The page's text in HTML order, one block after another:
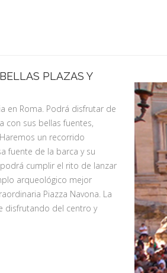
PLAZAS Y
en Roma. Podrá disfrutar de
con sus bellas fuentes,
un recorrido
fuente de la barca y su
cumplir el rito de lanzar
arqueológico mejor
Piazza Navona. La
disfrutando del centro y